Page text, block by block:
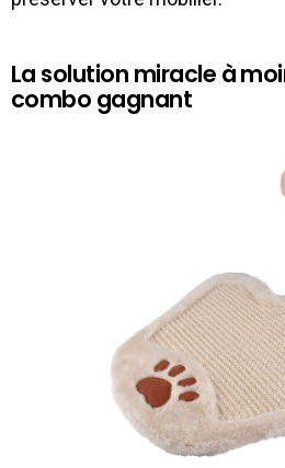
La solution miracle à
combo gagnant